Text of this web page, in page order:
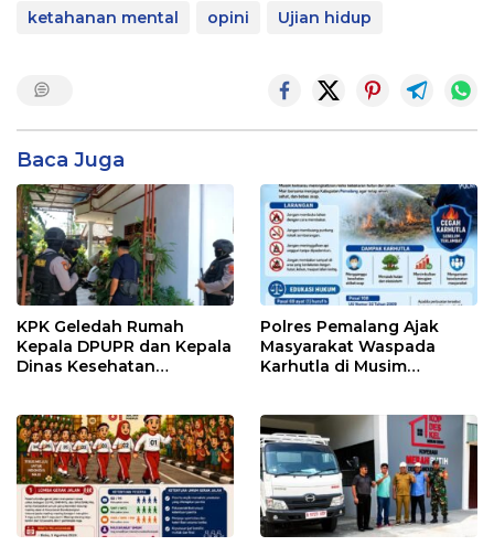
ketahanan mental
opini Ujian hidup
Baca Juga
KPK Geledah Rumah
Kepala DPUPR dan Kepala
Dinas Kesehatan
Polres Pemalang Ajak
Masyarakat Waspada
Karhutla di Musim